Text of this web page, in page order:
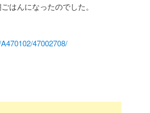
はんになったのでした。
47002708/